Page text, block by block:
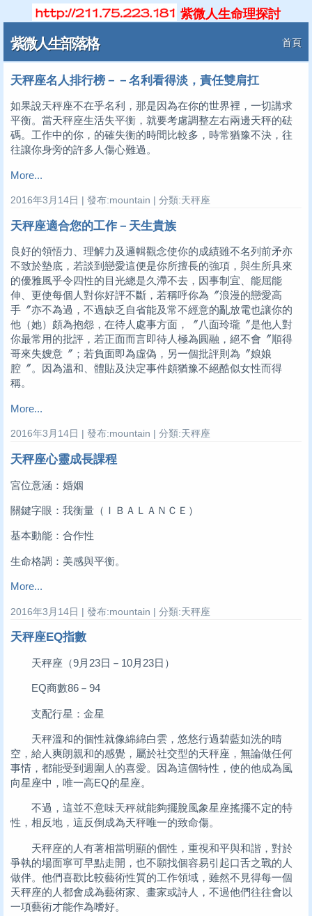
紫微人生命理探討
紫微人生部落格 首頁
天秤座名人排行榜－－名利看得淡，責任雙肩扛
如果說天秤座不在乎名利，那是因為在你的世界裡，一切講求
平衡。當天秤座生活失平衡，就要考慮調整左右兩邊天秤的砝
碼。工作中的你，的確失衡的時間比較多，時常猶豫不決，往
往讓你身旁的許多人傷心難過。
More...
2016年3月14日 | 發布:mountain | 分類:天秤座
天秤座適合您的工作－天生貴族
良好的領悟力、理解力及邏輯觀念使你的成績雖不名列前矛亦
不致於墊底，若談到戀愛這便是你所擅長的強項，與生所具來
的優雅風乎令四性的目光總是久滯不去，因事制宜、能屈能
伸、更使每個人對你好評不斷，若稱呼你為〞浪漫的戀愛高
手〞亦不為過，不過缺乏自省能及常不經意的亂放電也讓你的
他（她）頗為抱怨，在待人處事方面，〞八面玲瓏〞是他人對
你最常用的批評，若正面而言即待人極為圓融，絕不會〞順得
哥來失嫂意〞；若負面即為虛偽，另一個批評則為〞娘娘
腔〞。因為溫和、體貼及決定事件頗猶豫不絕酷似女性而得
稱。
More...
2016年3月14日 | 發布:mountain | 分類:天秤座
天秤座心靈成長課程
宮位意涵：婚姻
關鍵字眼：我衡量（ＩＢＡＬＡＮＣＥ）
基本動能：合作性
生命格調：美感與平衡。
More...
2016年3月14日 | 發布:mountain | 分類:天秤座
天秤座EQ指數
天秤座（9月23日－10月23日）
EQ商數86－94
支配行星：金星
天秤溫和的個性就像綿綿白雲，悠悠行過碧藍如洗的晴
空，給人爽朗親和的感覺，屬於社交型的天秤座，無論做任何
事情，都能受到週圍人的喜愛。因為這個特性，使的他成為風
向星座中，唯一高EQ的星座。
不過，這並不意味天秤就能夠擺脫風象星座搖擺不定的特
性，相反地，這反倒成為天秤唯一的致命傷。
天秤座的人有著相當明顯的個性，重視和平與和諧，對於
爭執的場面寧可早點走開，也不願找個容易引起口舌之戰的人
做伴。他們喜歡比較藝術性質的工作領域，雖然不見得每一個
天秤座的人都會成為藝術家、畫家或詩人，不過他們往往會以
一項藝術才能作為嗜好。